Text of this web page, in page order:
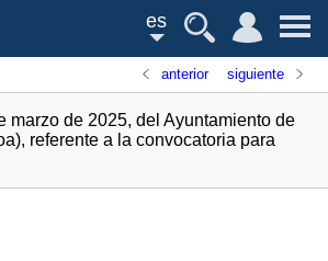
es
anterior siguiente
marzo de 2025, del Ayuntamiento de
referente a la convocatoria para